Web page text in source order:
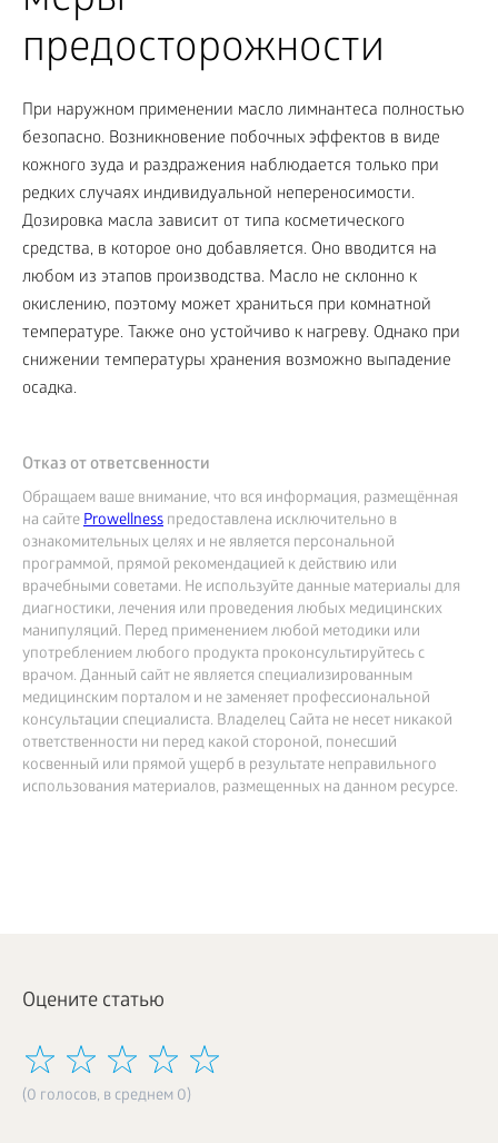
предосторожности
При наружном применении масло лимнантеса полностью
безопасно. Возникновение побочных эффектов в виде
кожного зуда и раздражения наблюдается только при
редких случаях индивидуальной непереносимости.
Дозировка масла зависит от типа косметического
средства, в которое оно добавляется. Оно вводится на
любом из этапов производства. Масло не склонно к
окислению, поэтому может храниться при комнатной
температуре. Также оно устойчиво к нагреву. Однако при
снижении температуры хранения возможно выпадение
осадка.
Отказ от ответсвенности
Обращаем ваше внимание, что вся информация, размещённая
на сайтеProwellness предоставлена исключительно в
ознакомительных целях и не является персональной
программой, прямой рекомендацией к действию или
врачебными советами. Не используйте данные материалы для
диагностики, лечения или проведения любых медицинских
манипуляций. Перед применением любой методики или
употреблением любого продукта проконсультируйтесь с
врачом. Данный сайт не является специализированным
медицинским порталом и не заменяет профессиональной
консультации специалиста. Владелец Сайта не несет никакой
ответственности ни перед какой стороной, понесший
косвенный или прямой ущерб в результате неправильного
использования материалов, размещенных на данном ресурсе.
Оцените статью
(0 голосов, в среднем 0)